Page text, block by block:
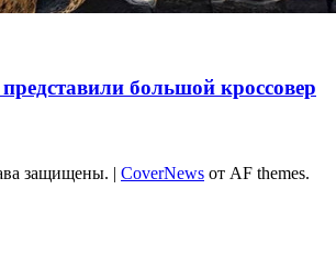
большой кроссовер
защищены. | CoverNews от AF themes.